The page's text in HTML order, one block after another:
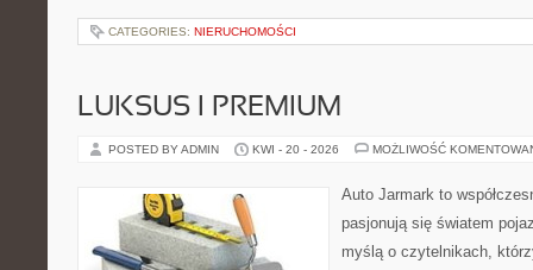
CATEGORIES: NIERUCHOMOŚCI
LUKSUS I PREMIUM
POSTED BY ADMIN KWI - 20 - 2026 MOŻLIWOŚĆ
Auto Jarmark to
pasjonują się światem
myślą o czytelnikach,